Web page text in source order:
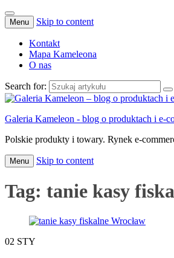
Menu Skip to content
Kontakt
Mapa Kameleona
O nas
Search for:
Galeria Kameleon - blog o produktach i e-
Polskie produkty i towary. Rynek e-
Menu Skip to content
Tag: tanie kasy
02 STY